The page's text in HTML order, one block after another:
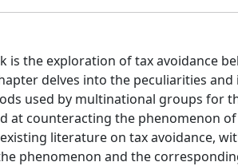
is the exploration of tax avoidance
delves into the peculiarities
used by multinational groups for
at counteracting the phenomenon
literature on tax avoidance,
phenomenon and the